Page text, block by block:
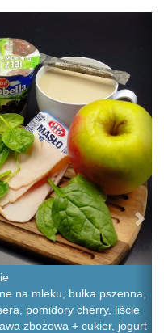
na mleku, bułka pszenna,
pomidory cherry, liście
zbożowa + cukier, jogurt